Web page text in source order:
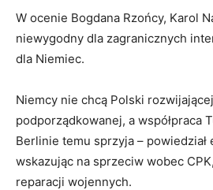
W ocenie Bogdana Rzońcy, Karol
niewygodny dla zagranicznych
dla Niemiec.
Niemcy nie chcą Polski
podporządkowanej, a współpraca
Berlinie temu sprzyja – powiedział
wskazując na sprzeciw wobec
reparacji wojennych.